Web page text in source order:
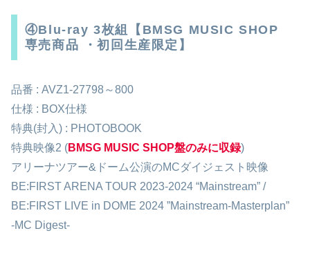
④Blu-ray 3枚組【BMSG MUSIC SHOP
専売商品 ・初回生産限定】
品番 : AVZ1-27798～800
仕様 : BOX仕様
特典(封入) : PHOTOBOOK
特典映像2 (BMSG MUSIC SHOP盤のみに収録)
アリーナツアー&ドーム公演のMCダイジェスト映像
BE:FIRST ARENA TOUR 2023-2024 “Mainstream” /
BE:FIRST LIVE in DOME 2024 ”Mainstream-Masterplan”
-MC Digest-